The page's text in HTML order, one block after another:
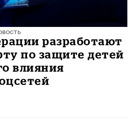
разработают
по защите детей
влияния